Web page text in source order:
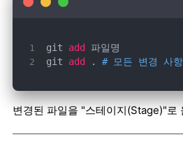
git add
git add . # 모든 변경 사
변경된 파일을 "스테이지(Stage)"로